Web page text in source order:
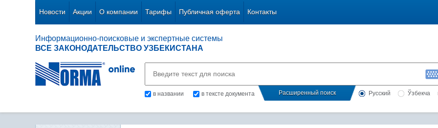
Новости Акции О компании Тарифы Публичная оферта Контакты
Информационно-поисковые и экспертные системы
ВСЕ ЗАКОНОДАТЕЛЬСТВО УЗБЕКИСТАНА
в названии в тексте документа Расширенный поиск Русский Ўзбекча